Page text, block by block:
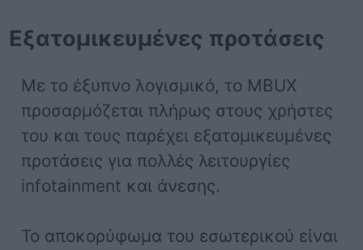
Εξατομικευμένες προτάσεις
Με το έξυπνο λογισμικό, το MBUX
προσαρμόζεται πλήρως στους χρήστες
του και τους παρέχει εξατομικευμένες
προτάσεις για πολλές λειτουργίες
infotainment και άνεσης.
Το αποκορύφωμα του εσωτερικού είναι